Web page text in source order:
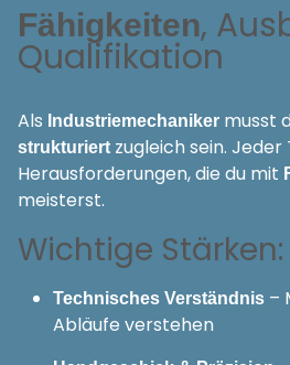
Fähigkeiten,
Qualifikation
Als Industriemechaniker musst
strukturiert zugleich sein.
Herausforderungen, die du mit
meisterst.
Wichtige Stärken:
Technisches Verständnis –
Abläufe verstehen